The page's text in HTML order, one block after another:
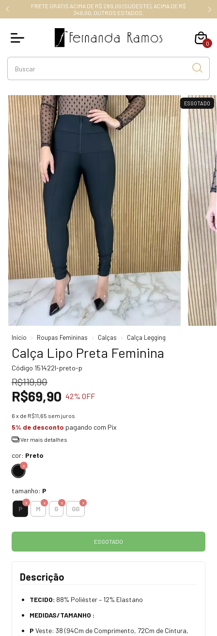
FRETE GRÁTIS ACIMA DE R$ 289,00 (SUDESTE), ACIMA DE R$
349,00, OUTROS ESTADOS.
0
ESGOTADO
Início Roupas Femininas Calças Calça Legging
Calça Lipo Preta Feminina
Código 151422I-preto-p
R$119,90
R$69,90 42% OFF
6 x de R$11,65 sem juros
5% de desconto pagando com Pix
Ver mais detalhes
cor: Preto
tamanho: P
P M G GG
Descrição
TECIDO: 88% Poliéster – 12% Elastano
MEDIDAS/TAMANHO :
P Veste: 38 (94Cm de Comprimento, 72Cm de Cintura,